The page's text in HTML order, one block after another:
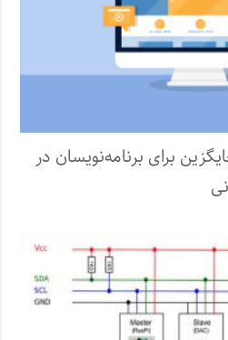
برای برنامه‌نویسان در